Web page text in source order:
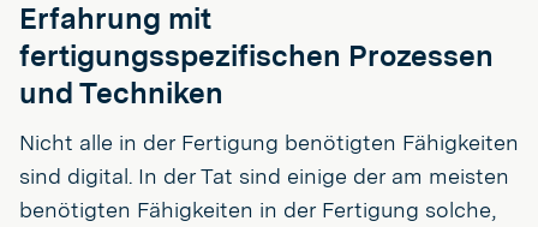
Erfahrung mit
fertigungsspezifischen Prozessen
und Techniken
Nicht alle in der Fertigung benötigten Fähigkeiten
sind digital. In der Tat sind einige der am meisten
benötigten Fähigkeiten in der Fertigung solche,